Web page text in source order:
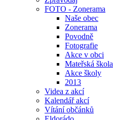
FOTO - Zonerama
Naše obec
Zonerama
Povodně
Fotografie
Akce v obci
Mateřská škola
Akce školy
2013
Videa z akcí
Kalendář akcí
Vítání občánků